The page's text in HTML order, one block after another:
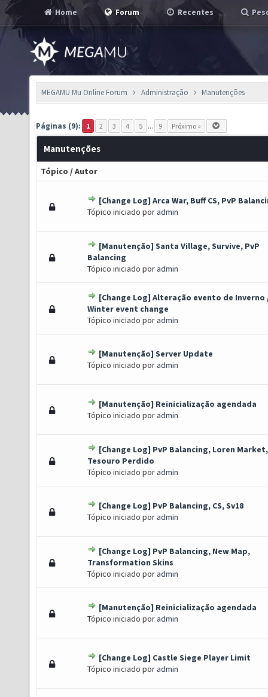
Home Forum Recentes
MEGAMU Mu Online Forum Administração Manutenções
Páginas (9): 1 2 3 4 5 ... 9 Próximo »
Manutenções
Tópico /Autor
[Change Log] Arca War, Buff CS, PvP
Tópico iniciado poradmin
- 0 de 5 em média
45
[Manutenção] Santa Village, Survive, PvP
Balancing
Tópico iniciado poradmin
- 0 de 5 em média
45
[Change Log] Alteração evento de Inverno
Winter event change
Tópico iniciado poradmin
- 0 de 5 em média
45
[Manutenção] Server Update
Tópico iniciado poradmin
- 0 de 5 em média
45
[Manutenção] Reinicialização agendada
Tópico iniciado poradmin
- 0 de 5 em média
45
[Change Log] PvP Balancing, Loren Market,
Tesouro Perdido
Tópico iniciado poradmin
- 1.5 de 5 em média
45
[Change Log] PvP Balancing, CS, Sv18
Tópico iniciado poradmin
- 0 de 5 em média
45
[Change Log] PvP Balancing, New Map,
Transformation Skins
Tópico iniciado poradmin
- 0 de 5 em média
45
[Manutenção] Reinicialização agendada
Tópico iniciado poradmin
- 0 de 5 em média
45
[Change Log] Castle Siege Player Limit
Tópico iniciado poradmin
- 0 de 5 em média
45